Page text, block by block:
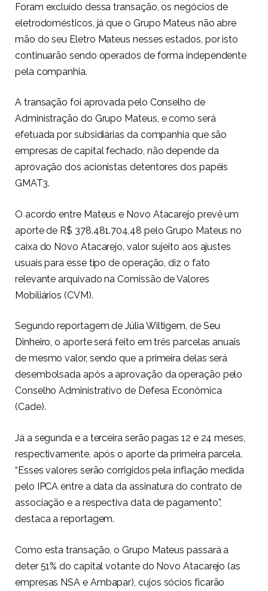
Foram excluído dessa transação, os negócios de
eletrodomésticos, já que o Grupo Mateus não abre
mão do seu Eletro Mateus nesses estados, por isto
continuarão sendo operados de forma independente
pela companhia.
A transação foi aprovada pelo Conselho de
Administração do Grupo Mateus, e como será
efetuada por subsidiárias da companhia que são
empresas de capital fechado, não depende da
aprovação dos acionistas detentores dos papéis
GMAT3.
O acordo entre Mateus e Novo Atacarejo prevê um
aporte de R$ 378.481.704,48 pelo Grupo Mateus no
caixa do Novo Atacarejo, valor sujeito aos ajustes
usuais para esse tipo de operação, diz o fato
relevante arquivado na Comissão de Valores
Mobiliários (CVM).
Segundo reportagem deJúlia Wiltigem, de Seu
Dinheiro, o aporte será feito em três parcelas anuais
de mesmo valor, sendo que a primeira delas será
desembolsada após a aprovação da operação pelo
Conselho Administrativo de Defesa Econômica
(Cade).
Já a segunda e a terceira serão pagas 12 e 24 meses,
respectivamente, após o aporte da primeira parcela.
“Esses valores serão corrigidos pela inflação medida
pelo IPCA entre a data da assinatura do contrato de
associação e a respectiva data de pagamento”,
destaca a reportagem.
Como esta transação, o Grupo Mateus passará a
deter 51% do capital votante do Novo Atacarejo (as
empresas NSA e Ambapar), cujos sócios ficarão